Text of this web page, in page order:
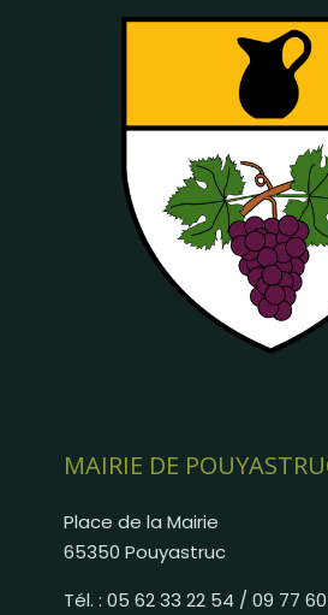
MAIRIE DE
Place de la Mairie
65350 Pouyastruc
Tél. : 05 62 33 22 54 / 09 77